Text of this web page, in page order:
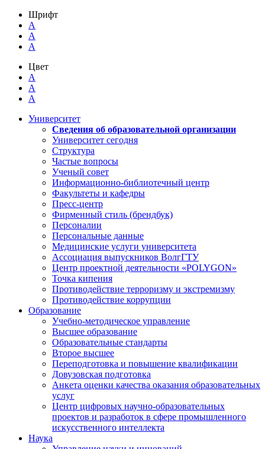
Шрифт
A
A
A
Цвет
A
A
A
Университет
Сведения об образовательной организации
Университет сегодня
Структура
Частые вопросы
Ученый совет
Информационно-библиотечный центр
Факультеты и кафедры
Пресс-центр
Фирменный стиль (брендбук)
Персоналии
Персональные данные
Медицинские услуги университета
Ассоциация выпускников ВолгГТУ
Центр проектной деятельности «POLYGON»
Точка кипения
Противодействие терроризму и экстремизму
Противодействие коррупции
Образование
Учебно-методическое управление
Высшее образование
Образовательные стандарты
Второе высшее
Переподготовка и повышение квалификации
Довузовская подготовка
Анкета оценки качества оказания образовательных
услуг
Центр цифровых научно-образовательных
проектов и разработок в сфере промышленного
искусственного интеллекта
Наука